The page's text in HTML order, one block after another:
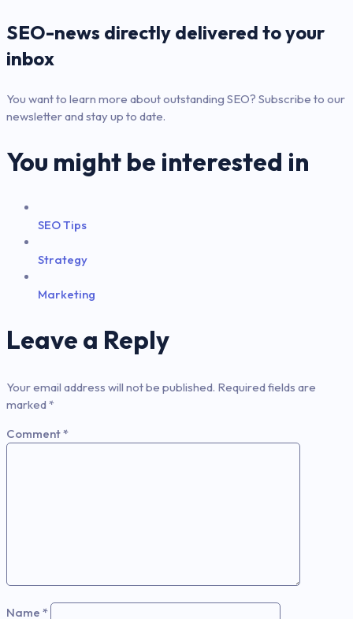
SEO-news directly delivered to your
inbox
You want to learn more about outstanding SEO? Subscribe to our
newsletter and stay up to date.
You might be interested in
SEO Tips
Strategy
Marketing
Leave a Reply
Your email address will not be published. Required fields are
marked*
Comment*
Name *